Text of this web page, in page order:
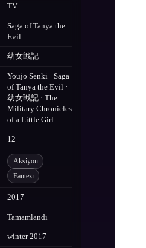
TV
Saga of Tanya the
Evil
幼女戦記
Youjo Senki · Saga
of Tanya the Evil ·
幼女戦記 · The
Military Chronicles
of a Little Girl
12
Aksiyon
Fantezi
2017
Tamamlandı
winter 2017